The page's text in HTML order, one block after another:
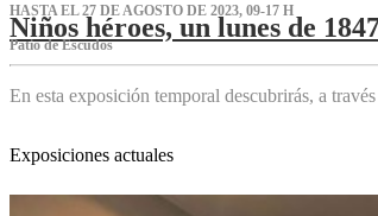
HASTA EL 27 DE AGOSTO DE 2023, 09-17 H
Niños héroes, un lunes de
Patio de Escudos
En esta exposición temporal descubrirás, a
Exposiciones actuales